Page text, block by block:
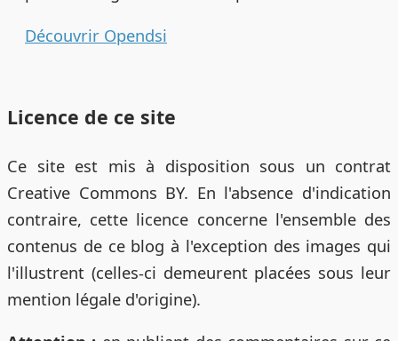
Découvrir Opendsi
Licence de ce site
Ce site est mis à disposition sous un contrat
Creative Commons BY. En l'absence d'indication
contraire, cette licence concerne l'ensemble des
contenus de ce blog à l'exception des images qui
l'illustrent (celles-ci demeurent placées sous leur
mention légale d'origine).